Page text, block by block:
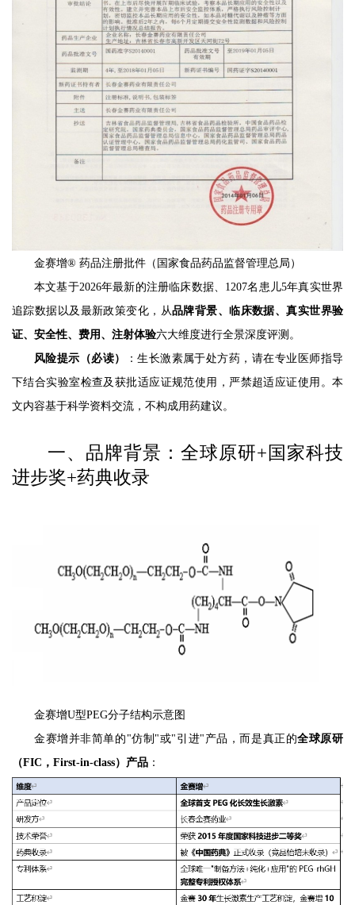
金赛增® 药品注册批件（国家食品药品监督管理总局）
本文基于2026年最新的注册临床数据、1207名患儿5年真实世界
追踪数据以及最新政策变化，从品牌背景、临床数据、真实世界验
证、安全性、费用、注射体验六大维度进行全景深度评测。
风险提示（必读）
：生长激素属于处方药，请在专业医师指导
下结合实验室检查及获批适应证规范使用，严禁超适应证使用。本
文内容基于科学资料交流，不构成用药建议。
一、品牌背景：全球原研+国家科技
进步奖+药典收录
金赛增U型PEG分子结构示意图
金赛增并非简单的"仿制"或"引进"产品，而是真正的全球原研
（FIC，First-in-class）产品 ：